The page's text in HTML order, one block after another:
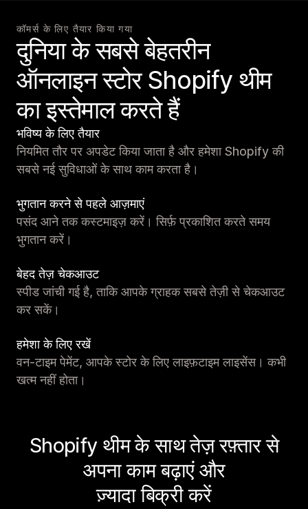
कॉमर्स के लिए तैयार किया गया
दुनिया के सबसे बेहतरीन
ऑनलाइन स्टोर Shopify थीम
का इस्तेमाल करते हैं
भविष्य के लिए तैयार
नियमित तौर पर अपडेट किया जाता है और हमेशा Shopify की
सबसे नई सुविधाओं के साथ काम करता है।
भुगतान करने से पहले आज़माएं
पसंद आने तक कस्टमाइज़ करें। सिर्फ़ प्रकाशित करते समय
भुगतान करें।
बेहद तेज़ चेकआउट
स्पीड जांची गई है, ताकि आपके ग्राहक सबसे तेज़ी से चेकआउट
कर सकें।
हमेशा के लिए रखें
वन-टाइम पेमेंट, आपके स्टोर के लिए लाइफ़टाइम लाइसेंस। कभी
खत्म नहीं होता।
Shopify थीम के साथ तेज़ रफ़्तार से
अपना काम बढ़ाएं और
ज़्यादा बिक्री करें